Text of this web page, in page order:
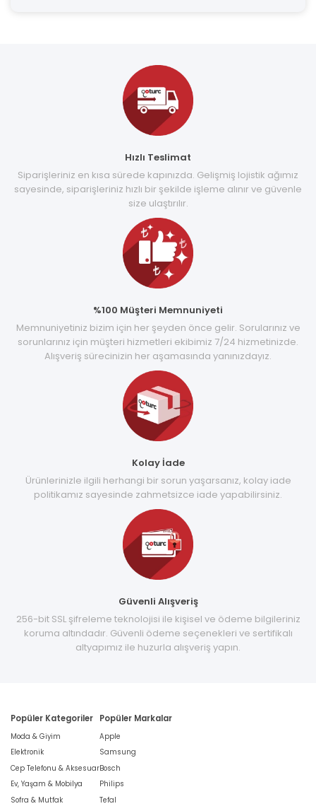
Hızlı Teslimat
Siparişleriniz en kısa sürede kapınızda. Gelişmiş lojistik ağımız
sayesinde, siparişleriniz hızlı bir şekilde işleme alınır ve güvenle
size ulaştırılır.
%100 Müşteri Memnuniyeti
Memnuniyetiniz bizim için her şeyden önce gelir. Sorularınız ve
sorunlarınız için müşteri hizmetleri ekibimiz 7/24 hizmetinizde.
Alışveriş sürecinizin her aşamasında yanınızdayız.
Kolay İade
Ürünlerinizle ilgili herhangi bir sorun yaşarsanız, kolay iade
politikamız sayesinde zahmetsizce iade yapabilirsiniz.
Güvenli Alışveriş
256-bit SSL şifreleme teknolojisi ile kişisel ve ödeme bilgileriniz
koruma altındadır. Güvenli ödeme seçenekleri ve sertifikalı
altyapımız ile huzurla alışveriş yapın.
Popüler Kategoriler
Moda & Giyim
Elektronik
Cep Telefonu & Aksesuar
Ev, Yaşam & Mobilya
Sofra & Mutfak
Popüler Markalar
Apple
Samsung
Bosch
Philips
Tefal